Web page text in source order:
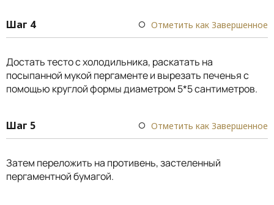
Шаг 4 Отметить как Завершенное
Достать тесто с холодильника, раскатать на
посыпанной мукой пергаменте и вырезать печенья с
помощью круглой формы диаметром 5*5 сантиметров.
Шаг 5 Отметить как Завершенное
Затем переложить на противень, застеленный
пергаментной бумагой.